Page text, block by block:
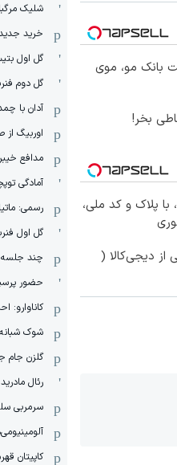
بانک مو، موی
بخر!
با پلاک و کد ملی،
دیجی‌کالا (
شلیک
خرید
گل اول
گل دوم
آدان با
اوربیگ
مدافع
آمادگی
رسمی:
گل اول
چند جلسه
حضور
کاناوارو:
شوک
گلزن جام
رئال
سرمربی
کاپیتان